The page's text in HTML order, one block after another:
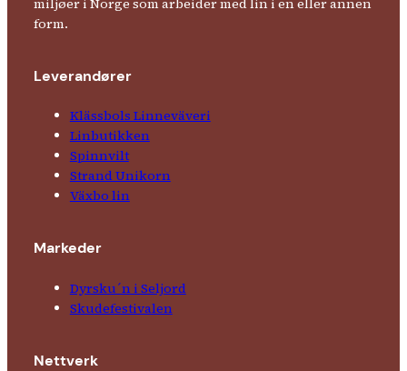
form.
Leverandører
Klässbols Linne­väveri
Linbutikken
Spinnvilt
Strand Unikorn
Växbo lin
Markeder
Dyrsku´n i Seljord
Skude­fes­tivalen
Nettverk